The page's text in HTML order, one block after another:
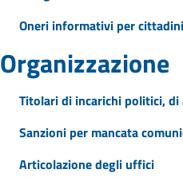
Oneri informativi per
Organizzazione
Titolari di incarichi politici,
Sanzioni per mancata
Articolazione degli uffici